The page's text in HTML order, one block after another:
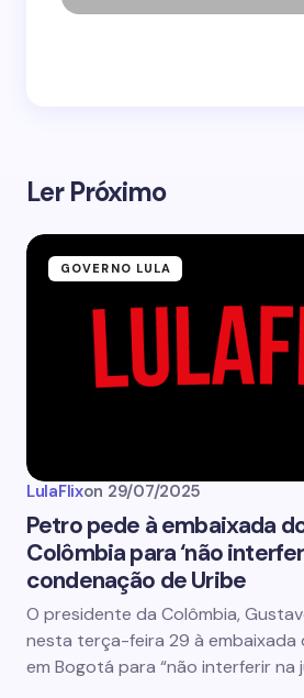
Ler Próximo
GOVERNO LULA
LulaFlixon 29/07/2025
Petro pede à embaixada
Colômbia para ‘não
condenação de Uribe
O presidente da Colômbia,
nesta terça-feira 29 à embaixada
em Bogotá para “não interferir na